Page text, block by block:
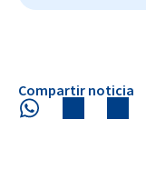
Compartir noticia